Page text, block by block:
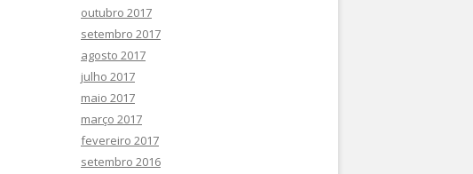
outubro 2017
setembro 2017
agosto 2017
julho 2017
maio 2017
março 2017
fevereiro 2017
setembro 2016